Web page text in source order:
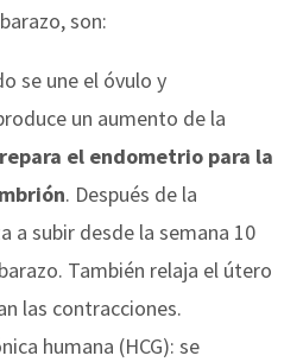
son:
se une el óvulo y
un aumento de la
el endometrio para la
. Después de la
a subir desde la semana 10
También relaja el útero
las contracciones.
humana (HCG): se